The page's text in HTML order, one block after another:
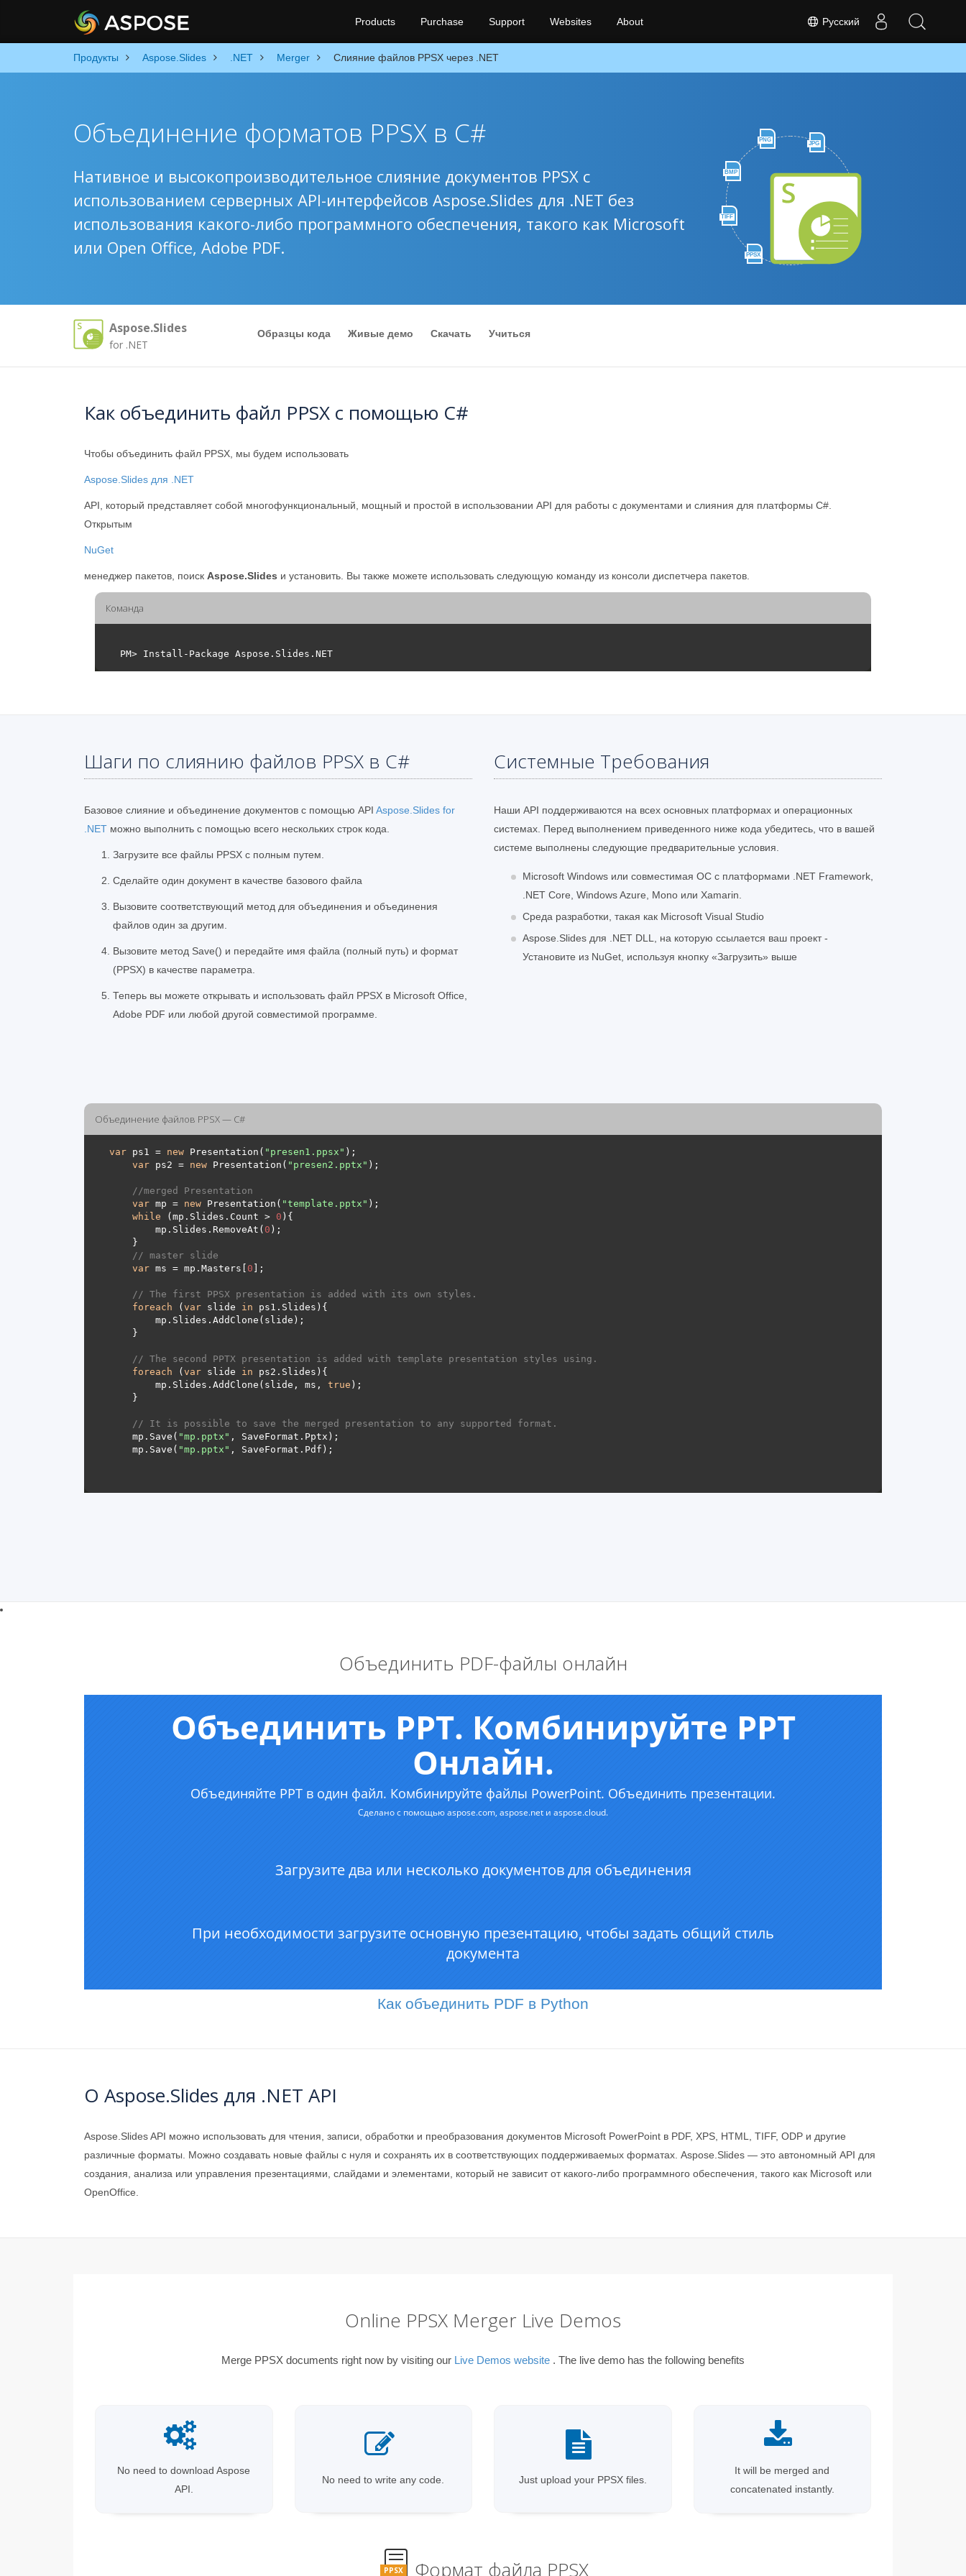
Русский
Products Purchase Support Websites About
Продукты Aspose.Slides .NET Merger Слияние файлов PPSX через .NET
PNG
JPG
BMP
TIFF
PPSX
Объединение форматов PPSX в C#
Нативное и высокопроизводительное слияние документов PPSX с
использованием серверных API-интерфейсов Aspose.Slides для .NET без
использования какого-либо программного обеспечения, такого как Microsoft
или Open Office, Adobe PDF.
Aspose.Slides
for .NET
Образцы кода Живые демо Скачать Учиться
Как объединить файл PPSX с помощью C#
Чтобы объединить файл PPSX, мы будем использовать
Aspose.Slides для .NET
API, который представляет собой многофункциональный, мощный и простой в использовании API для работы с документами и слияния для платформы C#.
Открытым
NuGet
менеджер пакетов, поиск Aspose.Slides и установить. Вы также можете использовать следующую команду из консоли диспетчера пакетов.
Команда
Шаги по слиянию файлов PPSX в C#
Базовое слияние и объединение документов с помощью API Aspose.Slides for
.NET можно выполнить с помощью всего нескольких строк кода.
Загрузите все файлы PPSX с полным путем.
Сделайте один документ в качестве базового файла
Вызовите соответствующий метод для объединения и объединения
файлов один за другим.
Вызовите метод Save() и передайте имя файла (полный путь) и формат
(PPSX) в качестве параметра.
Теперь вы можете открывать и использовать файл PPSX в Microsoft Office,
Adobe PDF или любой другой совместимой программе.
Системные Требования
Наши API поддерживаются на всех основных платформах и операционных
системах. Перед выполнением приведенного ниже кода убедитесь, что в вашей
системе выполнены следующие предварительные условия.
Microsoft Windows или совместимая ОС с платформами .NET Framework,
.NET Core, Windows Azure, Mono или Xamarin.
Среда разработки, такая как Microsoft Visual Studio
Aspose.Slides для .NET DLL, на которую ссылается ваш проект -
Установите из NuGet, используя кнопку «Загрузить» выше
Объединение файлов PPSX — C#
var ps1 = new Presentation( "presen1.ppsx"
var ps2 = new Presentation( "presen2.pptx"
//merged Presentation
var mp = new Presentation( "template.pptx"
while (mp.Slides.Count > 0
        mp.Slides.RemoveAt(
0
// master slide
var ms = mp.Masters[ 0
// The first PPSX presentation is added with its own styles.
foreach ( var slide in
// The second PPTX presentation is added with template presentation styles using.
foreach ( var slide in
        mp.Slides.AddClone(slide, ms,
true
// It is possible to save the merged presentation to any supported format.
    mp.Save(
"mp.pptx"
    mp.Save(
"mp.pptx"
Объединить PDF-файлы онлайн
Как объединить PDF в Python
О Aspose.Slides для .NET API
Aspose.Slides API можно использовать для чтения, записи, обработки и преобразования документов Microsoft PowerPoint в PDF, XPS, HTML, TIFF, ODP и другие
различные форматы. Можно создавать новые файлы с нуля и сохранять их в соответствующих поддерживаемых форматах. Aspose.Slides — это автономный API для
создания, анализа или управления презентациями, слайдами и элементами, который не зависит от какого-либо программного обеспечения, такого как Microsoft или
OpenOffice.
Online PPSX Merger Live Demos
Merge PPSX documents right now by visiting our Live Demos website . The live demo has the following benefits
No need to download Aspose
API.
No need to write any code. Just upload your PPSX files.
It will be merged and
concatenated instantly.
PPSX Формат файла PPSX